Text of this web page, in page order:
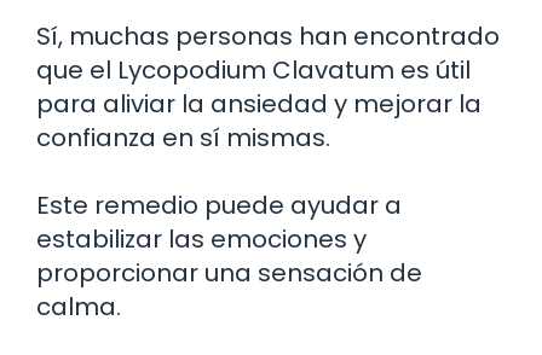
Sí, muchas personas han encontrado
que el Lycopodium Clavatum es útil
para aliviar la ansiedad y mejorar la
confianza en sí mismas.
Este remedio puede ayudar a
estabilizar las emociones y
proporcionar una sensación de
calma.